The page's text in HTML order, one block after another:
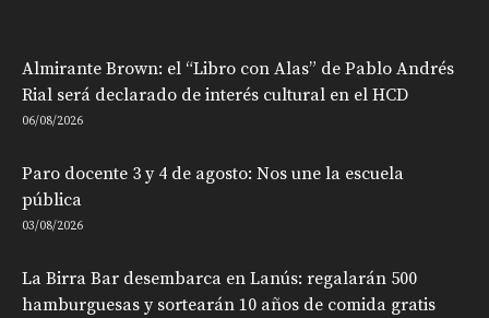
Almirante Brown: el “Libro con Alas” de Pablo Andrés
Rial será declarado de interés cultural en el HCD
06/08/2026
Paro docente 3 y 4 de agosto: Nos une la escuela
pública
03/08/2026
La Birra Bar desembarca en Lanús: regalarán 500
hamburguesas y sortearán 10 años de comida gratis